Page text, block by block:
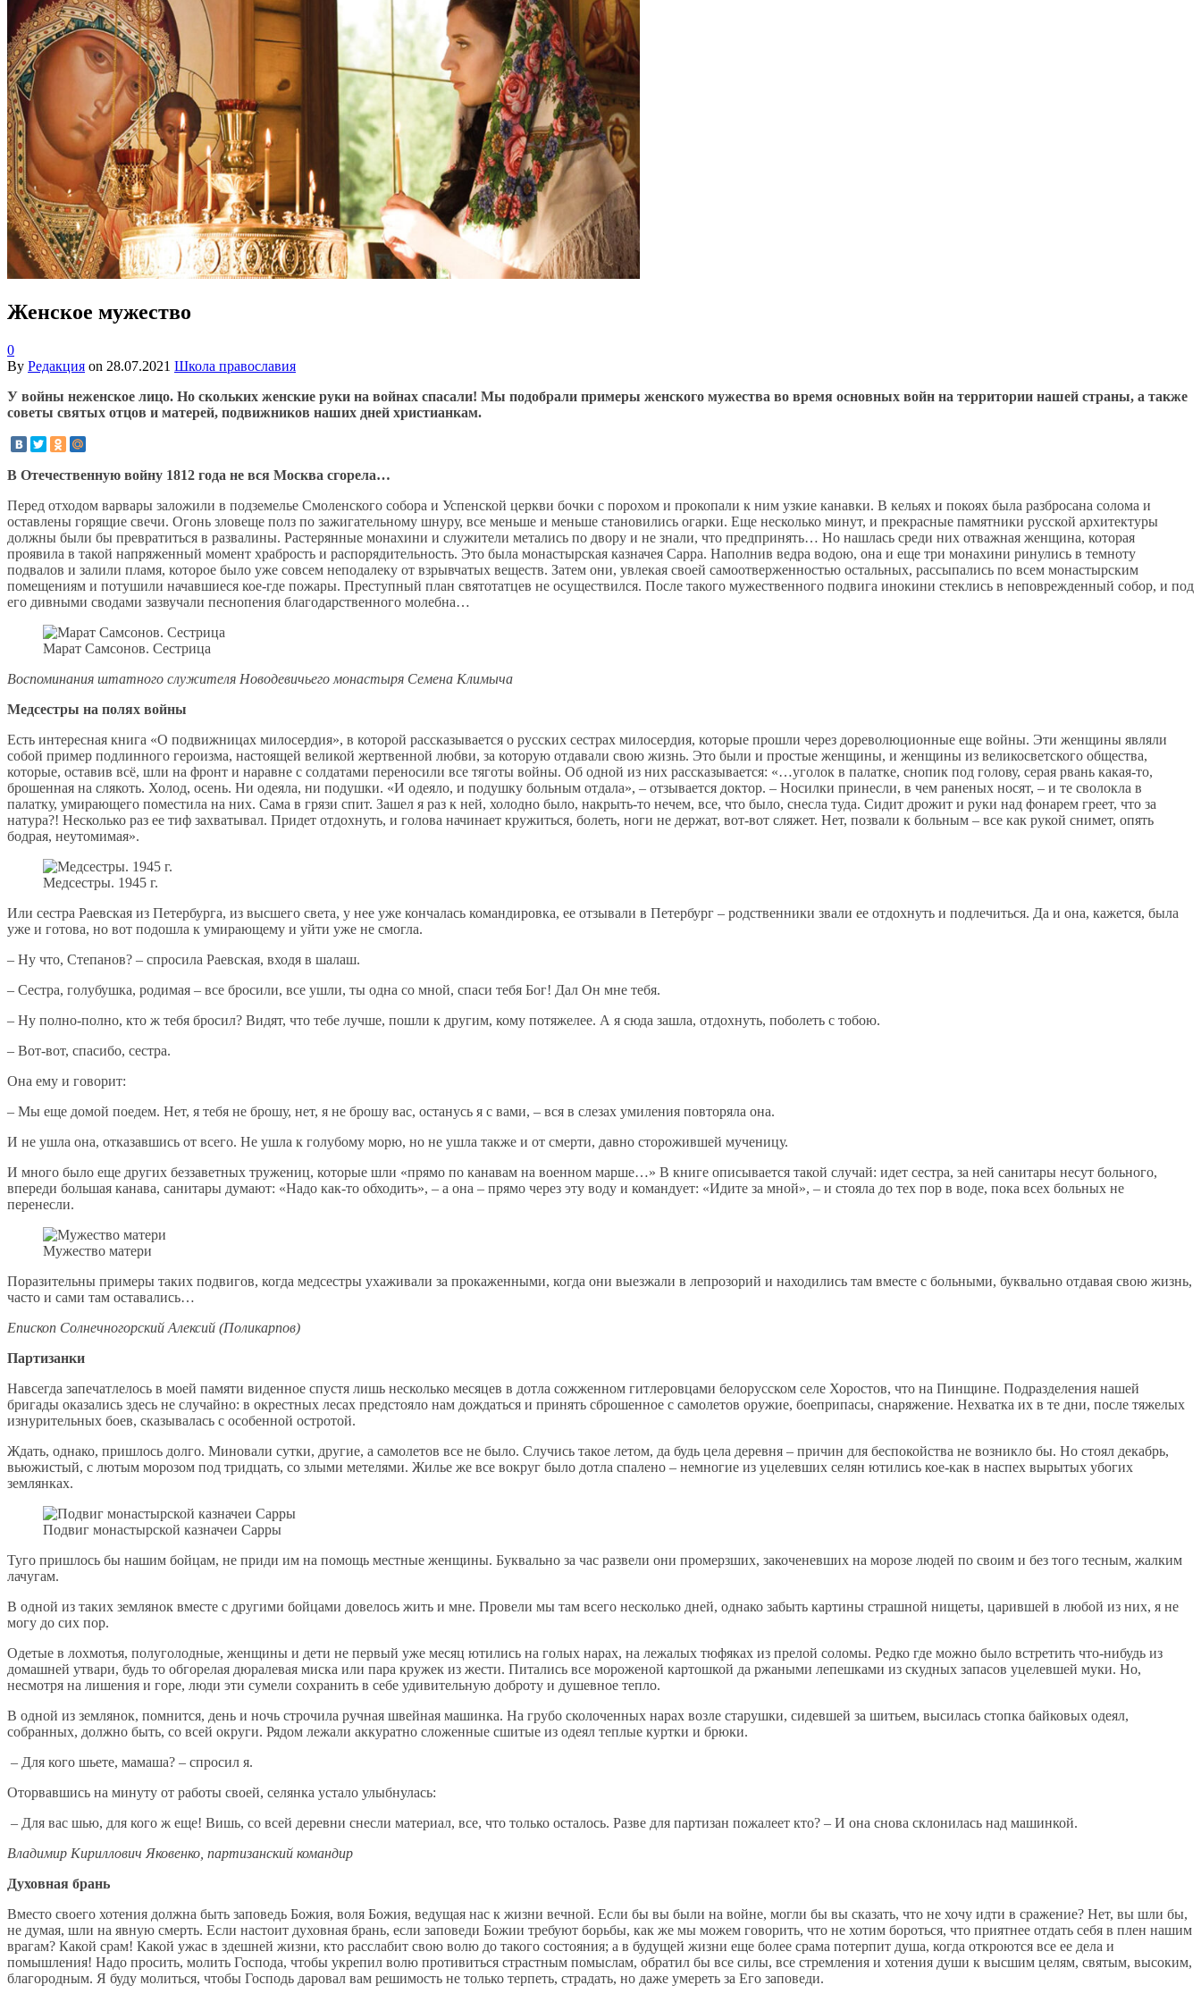
Женское мужество
0
By Редакция on 28.07.2021 Школа православия
У войны неженское лицо. Но скольких женские руки на войнах спасали! Мы подобрали примеры женского мужества во время основных войн на территории нашей страны, а также
советы святых отцов и матерей, подвижников наших дней христианкам.
В Отечественную войну 1812 года не вся Москва сгорела…
Перед отходом варвары заложили в подземелье Смоленского собора и Успенской церкви бочки с порохом и прокопали к ним узкие канавки. В кельях и покоях была разбросана солома и
оставлены горящие свечи. Огонь зловеще полз по зажигательному шнуру, все меньше и меньше становились огарки. Еще несколько минут, и прекрасные памятники русской архитектуры
должны были бы превратиться в развалины. Растерянные монахини и служители метались по двору и не знали, что предпринять… Но нашлась среди них отважная женщина, которая
проявила в такой напряженный момент храбрость и распорядительность. Это была монастырская казначея Сарра. Наполнив ведра водою, она и еще три монахини ринулись в темноту
подвалов и залили пламя, которое было уже совсем неподалеку от взрывчатых веществ. Затем они, увлекая своей самоотверженностью остальных, рассыпались по всем монастырским
помещениям и потушили начавшиеся кое-где пожары. Преступный план святотатцев не осуществился. После такого мужественного подвига инокини стеклись в неповрежденный собор, и под
его дивными сводами зазвучали песнопения благодарственного молебна…
Марат Самсонов. Сестрица
Воспоминания штатного служителя Новодевичьего монастыря Семена Климыча
Медсестры на полях войны
Есть интересная книга «О подвижницах милосердия», в которой рассказывается о русских сестрах милосердия, которые прошли через дореволюционные еще войны. Эти женщины являли
собой пример подлинного героизма, настоящей великой жертвенной любви, за которую отдавали свою жизнь. Это были и простые женщины, и женщины из великосветского общества,
которые, оставив всё, шли на фронт и наравне с солдатами переносили все тяготы войны. Об одной из них рассказывается: «…уголок в палатке, снопик под голову, серая рвань какая-то,
брошенная на слякоть. Холод, осень. Ни одеяла, ни подушки. «И одеяло, и подушку больным отдала», – отзывается доктор. – Носилки принесли, в чем раненых носят, – и те сволокла в
палатку, умирающего поместила на них. Сама в грязи спит. Зашел я раз к ней, холодно было, накрыть-то нечем, все, что было, снесла туда. Сидит дрожит и руки над фонарем греет, что за
натура?! Несколько раз ее тиф захватывал. Придет отдохнуть, и голова начинает кружиться, болеть, ноги не держат, вот-вот сляжет. Нет, позвали к больным – все как рукой снимет, опять
бодрая, неутомимая».
Медсестры. 1945 г.
Или сестра Раевская из Петербурга, из высшего света, у нее уже кончалась командировка, ее отзывали в Петербург – родственники звали ее отдохнуть и подлечиться. Да и она, кажется, была
уже и готова, но вот подошла к умирающему и уйти уже не смогла.
– Ну что, Степанов? – спросила Раевская, входя в шалаш.
– Сестра, голубушка, родимая – все бросили, все ушли, ты одна со мной, спаси тебя Бог! Дал Он мне тебя.
– Ну полно-полно, кто ж тебя бросил? Видят, что тебе лучше, пошли к другим, кому потяжелее. А я сюда зашла, отдохнуть, поболеть с тобою.
– Вот-вот, спасибо, сестра.
Она ему и говорит:
– Мы еще домой поедем. Нет, я тебя не брошу, нет, я не брошу вас, останусь я с вами, – вся в слезах умиления повторяла она.
И не ушла она, отказавшись от всего. Не ушла к голубому морю, но не ушла также и от смерти, давно сторожившей мученицу.
И много было еще других беззаветных тружениц, которые шли «прямо по канавам на военном марше…» В книге описывается такой случай: идет сестра, за ней санитары несут больного,
впереди большая канава, санитары думают: «Надо как-то обходить», – а она – прямо через эту воду и командует: «Идите за мной», – и стояла до тех пор в воде, пока всех больных не
перенесли.
Мужество матери
Поразительны примеры таких подвигов, когда медсестры ухаживали за прокаженными, когда они выезжали в лепрозорий и находились там вместе с больными, буквально отдавая свою жизнь,
часто и сами там оставались…
Епископ Солнечногорский Алексий (Поликарпов)
Партизанки
Навсегда запечатлелось в моей памяти виденное спустя лишь несколько месяцев в дотла сожженном гитлеровцами белорусском селе Хоростов, что на Пинщине. Подразделения нашей
бригады оказались здесь не случайно: в окрестных лесах предстояло нам дождаться и принять сброшенное с самолетов оружие, боеприпасы, снаряжение. Нехватка их в те дни, после тяжелых
изнурительных боев, сказывалась с особенной остротой.
Ждать, однако, пришлось долго. Миновали сутки, другие, а самолетов все не было. Случись такое летом, да будь цела деревня – причин для беспокойства не возникло бы. Но стоял декабрь,
вьюжистый, с лютым морозом под тридцать, со злыми метелями. Жилье же все вокруг было дотла спалено – немногие из уцелевших селян ютились кое-как в наспех вырытых убогих
землянках.
Подвиг монастырской казначеи Сарры
Туго пришлось бы нашим бойцам, не приди им на помощь местные женщины. Буквально за час развели они промерзших, закоченевших на морозе людей по своим и без того тесным, жалким
лачугам.
В одной из таких землянок вместе с другими бойцами довелось жить и мне. Провели мы там всего несколько дней, однако забыть картины страшной нищеты, царившей в любой из них, я не
могу до сих пор.
Одетые в лохмотья, полуголодные, женщины и дети не первый уже месяц ютились на голых нарах, на лежалых тюфяках из прелой соломы. Редко где можно было встретить что-нибудь из
домашней утвари, будь то обгорелая дюралевая миска или пара кружек из жести. Питались все мороженой картошкой да ржаными лепешками из скудных запасов уцелевшей муки. Но,
несмотря на лишения и горе, люди эти сумели сохранить в себе удивительную доброту и душевное тепло.
В одной из землянок, помнится, день и ночь строчила ручная швейная машинка. На грубо сколоченных нарах возле старушки, сидевшей за шитьем, высилась стопка байковых одеял,
собранных, должно быть, со всей округи. Рядом лежали аккуратно сложенные сшитые из одеял теплые куртки и брюки.
– Для кого шьете, мамаша? – спросил я.
Оторвавшись на минуту от работы своей, селянка устало улыбнулась:
– Для вас шью, для кого ж еще! Вишь, со всей деревни снесли материал, все, что только осталось. Разве для партизан пожалеет кто? – И она снова склонилась над машинкой.
Владимир Кириллович Яковенко, партизанский командир
Духовная брань
Вместо своего хотения должна быть заповедь Божия, воля Божия, ведущая нас к жизни вечной. Если бы вы были на войне, могли бы вы сказать, что не хочу идти в сражение? Нет, вы шли бы,
не думая, шли на явную смерть. Если настоит духовная брань, если заповеди Божии требуют борьбы, как же мы можем говорить, что не хотим бороться, что приятнее отдать себя в плен нашим
врагам? Какой срам! Какой ужас в здешней жизни, кто расслабит свою волю до такого состояния; а в будущей жизни еще более срама потерпит душа, когда откроются все ее дела и
помышления! Надо просить, молить Господа, чтобы укрепил волю противиться страстным помыслам, обратил бы все силы, все стремления и хотения души к высшим целям, святым, высоким,
благородным. Я буду молиться, чтобы Господь даровал вам решимость не только терпеть, страдать, но даже умереть за Его заповеди.